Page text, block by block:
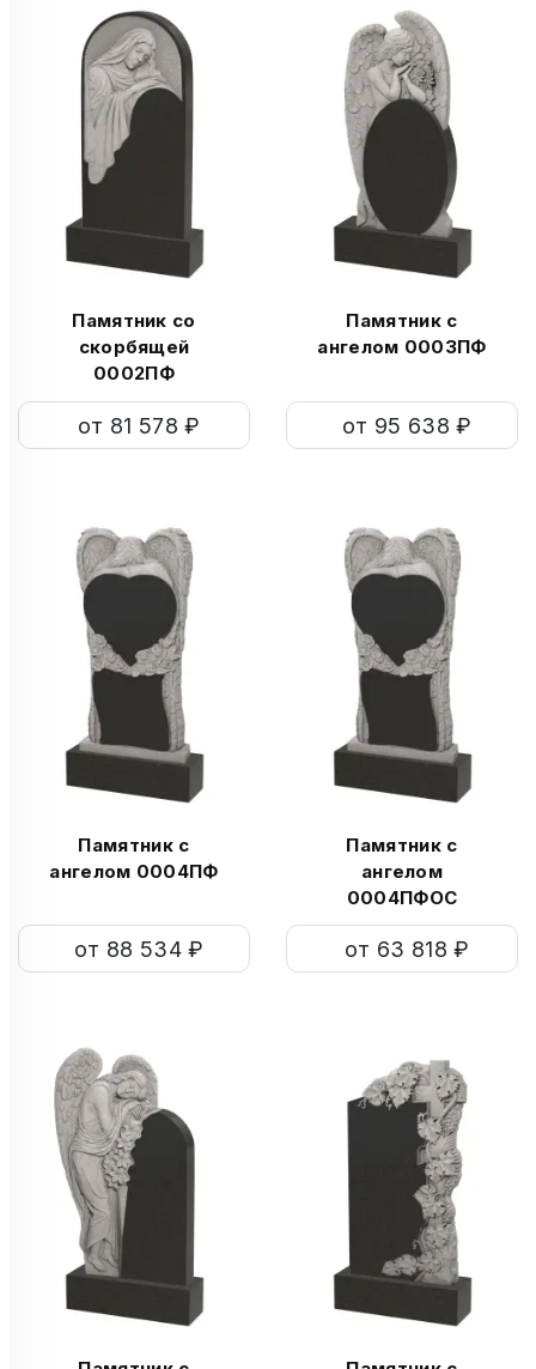
Памятник со
скорбящей
0002ПФ
от 81 578 ₽
Памятник с
ангелом 0003ПФ
от 95 638 ₽
Памятник с
ангелом 0004ПФ
от 88 534 ₽
Памятник с
ангелом
0004ПФОС
от 63 818 ₽